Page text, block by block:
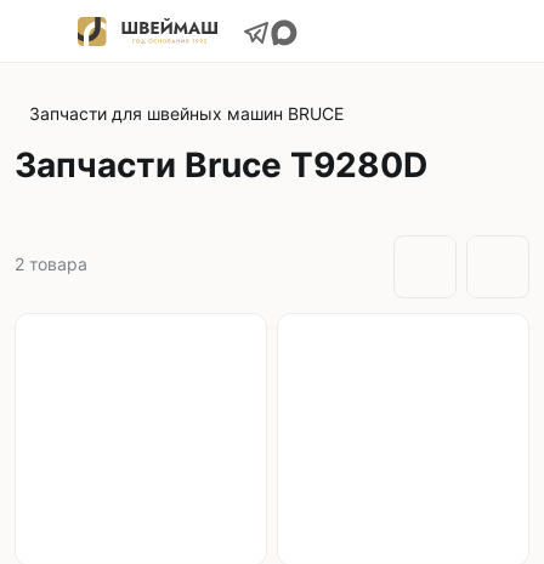
Запчасти для швейных машин BRUCE
Запчасти Bruce T9280D
2 товара